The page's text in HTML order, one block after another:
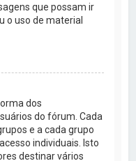
que possam ir
o uso de material
dos
do fórum. Cada
e a cada grupo
individuais. Isto
destinar vários